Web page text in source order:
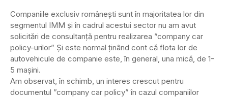
Companiile exclusiv româneşti sunt în majoritatea lor din
segmentul IMM şi în cadrul acestui sector nu am avut
solicitări de consultanţă pentru realizarea ”company car
policy-urilor” Şi este normal ţinând cont că flota lor de
autovehicule de companie este, în general, una mică, de 1-
5 maşini.
Am observat, în schimb, un interes crescut pentru
documentul ”company car policy” în cazul companiilor